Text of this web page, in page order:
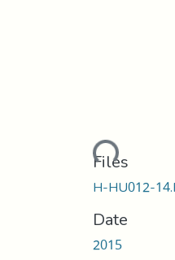
Loading...
Files
H-HU012-
Date
2015